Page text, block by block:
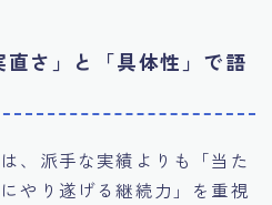
さ」と「具体性」で語
、派手な実績よりも「当た
やり遂げる継続力」を重視